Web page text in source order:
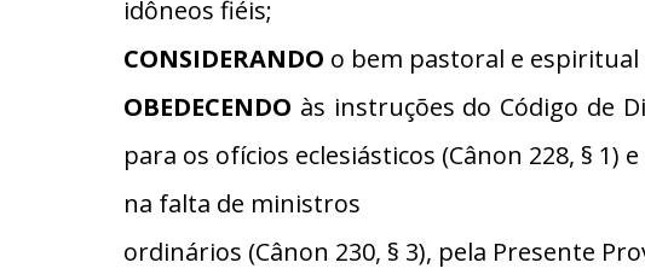
idôneos fiéis;
CONSIDERANDO o bem pastoral e espiritual
OBEDECENDO às instruções do Código de
para os ofícios eclesiásticos (Cânon 228, §
na falta de ministros
ordinários (Cânon 230, § 3), pela Presente